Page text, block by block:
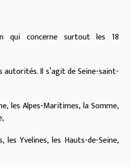
qui concerne surtout les 18
autorités. Il s’agit de Seine-saint-
les Alpes-Maritimes, la Somme,
les Yvelines, les Hauts-de-Seine,